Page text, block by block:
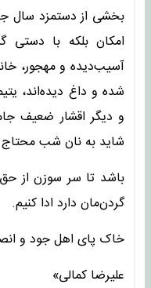
بخشی از دستمزد سال
امکان بلکه با دستی
آسیب‌دیده و مهجور،
شده و داغ دیده‌اند،
و دیگر اقشار ضعیف
شاید به نان شب محتاج
باشد تا سر سوزن از
گردن‌مان دارد ادا کنیم.
خاک پای اهل جود و
علیرضا کمالی»